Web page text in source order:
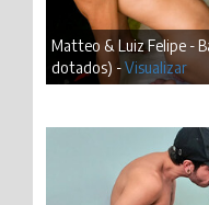
Matteo & Luiz Felipe -
dotados) -Visualizar